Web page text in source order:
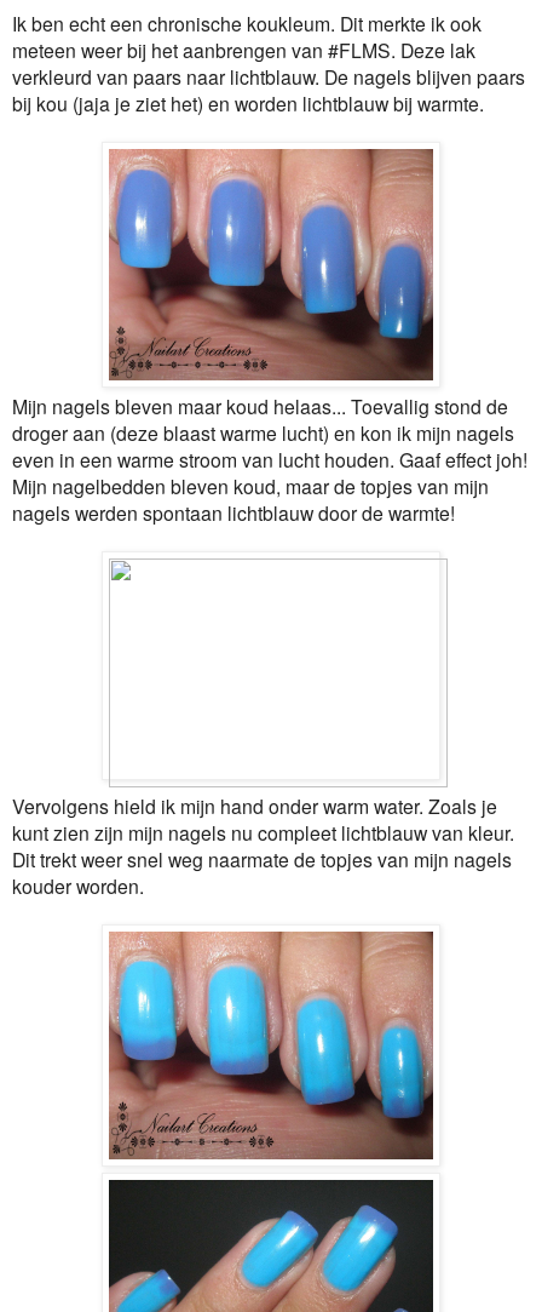
Ik ben echt een chronische koukleum. Dit merkte ik ook
meteen weer bij het aanbrengen van #FLMS. Deze lak
verkleurd van paars naar lichtblauw. De nagels blijven paars
bij kou (jaja je ziet het) en worden lichtblauw bij warmte.
Mijn nagels bleven maar koud helaas... Toevallig stond de
droger aan (deze blaast warme lucht) en kon ik mijn nagels
even in een warme stroom van lucht houden. Gaaf effect joh!
Mijn nagelbedden bleven koud, maar de topjes van mijn
nagels werden spontaan lichtblauw door de warmte!
Vervolgens hield ik mijn hand onder warm water. Zoals je
kunt zien zijn mijn nagels nu compleet lichtblauw van kleur.
Dit trekt weer snel weg naarmate de topjes van mijn nagels
kouder worden.